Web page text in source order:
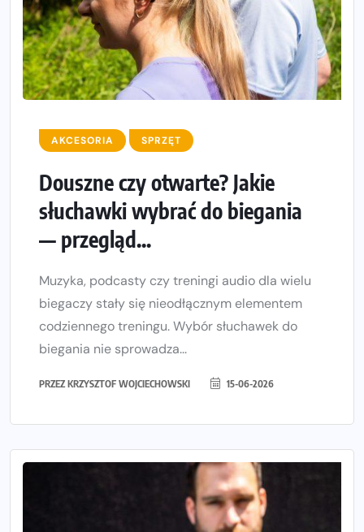
AKCESORIA SPRZĘT
Douszne czy otwarte? Jakie
słuchawki wybrać do biegania
— przegląd...
Muzyka, podcasty czy treningi audio dla wielu
biegaczy stały się nieodłącznym elementem
codziennego treningu. Wybór słuchawek do
biegania nie sprowadza...
PRZEZ KRZYSZTOF WOJCIECHOWSKI 15-06-2026